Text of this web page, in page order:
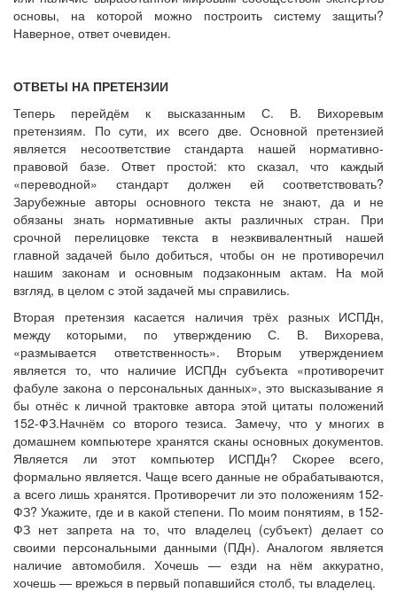
основы, на которой можно построить систему защиты?
Наверное, ответ очевиден.
ОТВЕТЫ НА ПРЕТЕНЗИИ
Теперь перейдём к высказанным С. В. Вихоревым
претензиям. По сути, их всего две. Основной претензией
является несоответствие стандарта нашей нормативно-
правовой базе. Ответ простой: кто сказал, что каждый
«переводной» стандарт должен ей соответствовать?
Зарубежные авторы основного текста не знают, да и не
обязаны знать нормативные акты различных стран. При
срочной перелицовке текста в неэквивалентный нашей
главной задачей было добиться, чтобы он не противоречил
нашим законам и основным подзаконным актам. На мой
взгляд, в целом с этой задачей мы справились.
Вторая претензия касается наличия трёх разных ИСПДн,
между которыми, по утверждению С. В. Вихорева,
«размывается ответственность». Вторым утверждением
является то, что наличие ИСПДн субъекта «противоречит
фабуле закона о персональных данных», это высказывание я
бы отнёс к личной трактовке автора этой цитаты положений
152-ФЗ.Начнём со второго тезиса. Замечу, что у многих в
домашнем компьютере хранятся сканы основных документов.
Является ли этот компьютер ИСПДн? Скорее всего,
формально является. Чаще всего данные не обрабатываются,
а всего лишь хранятся. Противоречит ли это положениям 152-
ФЗ? Укажите, где и в какой степени. По моим понятиям, в 152-
ФЗ нет запрета на то, что владелец (субъект) делает со
своими персональными данными (ПДн). Аналогом является
наличие автомобиля. Хочешь — езди на нём аккуратно,
хочешь — врежься в первый попавшийся столб, ты владелец.